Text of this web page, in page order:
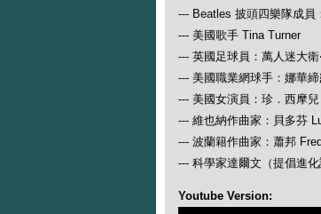
--- Beatles 披頭四樂隊成員
--- 美國歌手 Tina Turner
--- 英國足球員：萬人迷大
--- 美國職業網球手：娜華
--- 美國女演員：珍．西摩
--- 維也納作曲家：貝多芬
--- 波蘭籍作曲家：蕭邦
--- 科學家達爾文（提倡進
Youtube Version: